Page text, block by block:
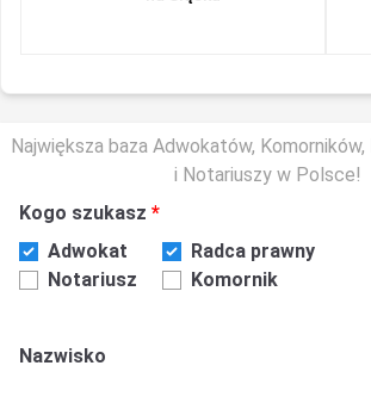
Największa baza Adwokatów,
i Notariuszy w Polsce!
Kogo szukasz
Adwokat
Radca prawny
Notariusz
Komornik
Nazwisko